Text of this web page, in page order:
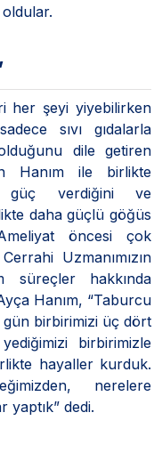
her şeyi yiyebilirken
sıvı gıdalarla
dile getiren
Hanım ile birlikte
güç verdiğini ve
daha güçlü göğüs
öncesi çok
Uzmanımızın
süreçler hakkında
Hanım, “Taburcu
birbirimizi üç dört
birbirimizle
hayaller kurduk.
nerelere
yaptık” dedi.